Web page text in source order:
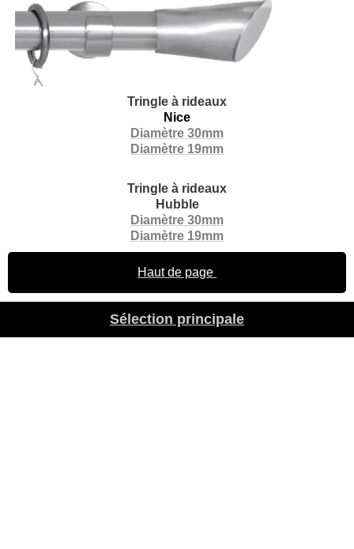
Tringle à rideaux
Nice
Diamètre 30mm
Diamètre 19mm
Tringle à rideaux
Hubble
Diamètre 30mm
Diamètre 19mm
Haut de page
Sélection principale